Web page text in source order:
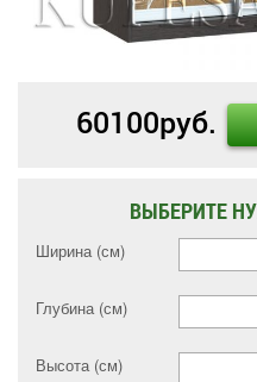
60100руб.
ВЫБЕРИТЕ
Ширина (см)
Глубина (см)
Высота (см)